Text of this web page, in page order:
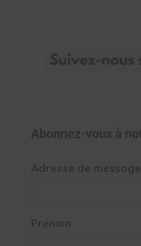
Abonnez-vous à
Adresse de
Prénom